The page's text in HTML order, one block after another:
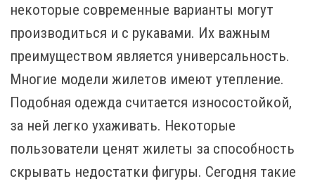
некоторые современные варианты могут
производиться и с рукавами. Их важным
преимуществом является универсальность.
Многие модели жилетов имеют утепление.
Подобная одежда считается износостойкой,
за ней легко ухаживать. Некоторые
пользователи ценят жилеты за способность
скрывать недостатки фигуры. Сегодня такие